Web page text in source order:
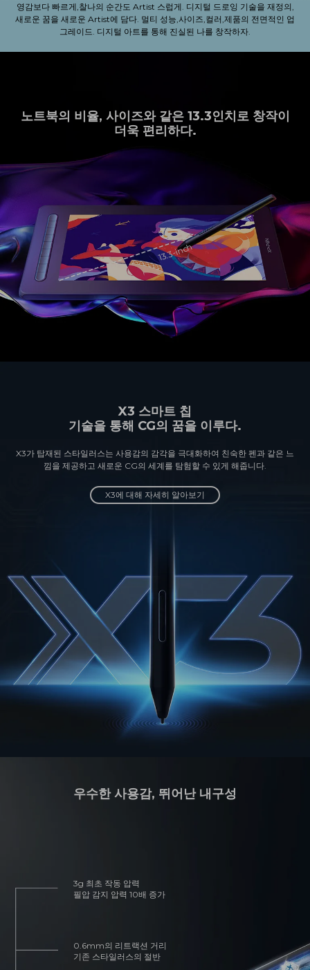
영감보다 빠르게,찰나의 순간도 Artist 스럽게. 디지털 드로잉 기술을 재정의,
새로운 꿈을 새로운 Artist에 담다. 멀티 성능,사이즈,컬러,제품의 전면적인 업
그레이드. 디지털 아트를 통해 진실된 나를 창작하자.
노트북의 비율, 사이즈와 같은 13.3인치로 창작이
더욱 편리하다.
13.3-inch
X3 스마트 칩
기술을 통해 CG의 꿈을 이루다.
X3가 탑재된 스타일러스는 사용감의 감각을 극대화하여 친숙한 펜과 같은 느
낌을 제공하고 새로운 CG의 세계를 탐험할 수 있게 해줍니다.
X3에 대해 자세히 알아보기
우수한 사용감, 뛰어난 내구성
3g 최초 작동 압력
필압 감지 압력 10배 증가
0.6mm의 리트랙션 거리
기존 스타일러스의 절반